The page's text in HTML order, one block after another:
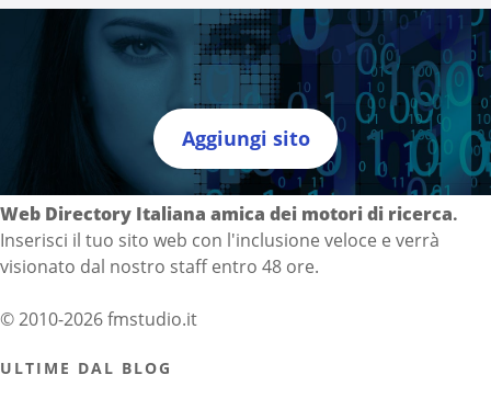
Aggiungi sito
Directory Italia
Web Directory Italiana amica dei motori di ricerca.
Inserisci il tuo sito web con l'inclusione veloce e verrà
visionato dal nostro staff entro 48 ore.
© 2010-2026 fmstudio.it
ULTIME DAL BLOG